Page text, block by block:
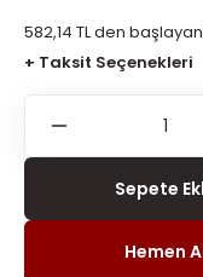
582,14 TL den
+ Taksit Seçenekleri
Sepete
Hemen